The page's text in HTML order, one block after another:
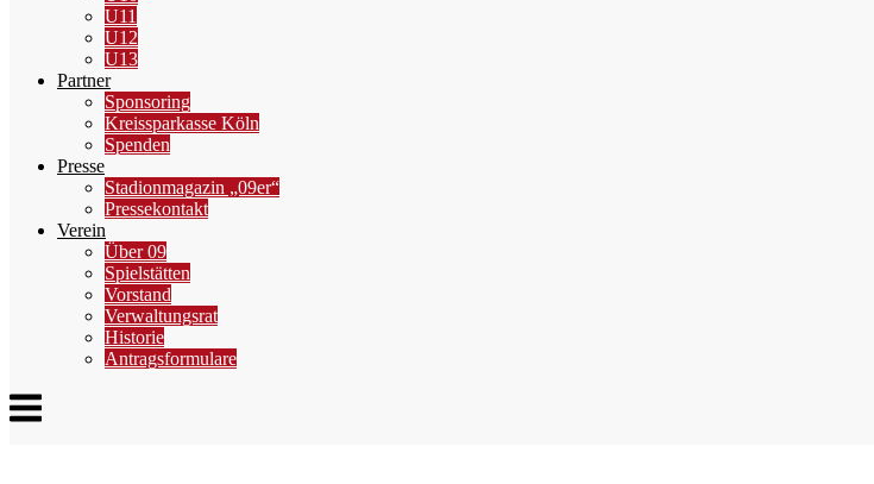
U11
U12
U13
Partner
Sponsoring
Kreissparkasse Köln
Spenden
Presse
Stadionmagazin „09er“
Pressekontakt
Verein
Über 09
Spielstätten
Vorstand
Verwaltungsrat
Historie
Antragsformulare
Menu